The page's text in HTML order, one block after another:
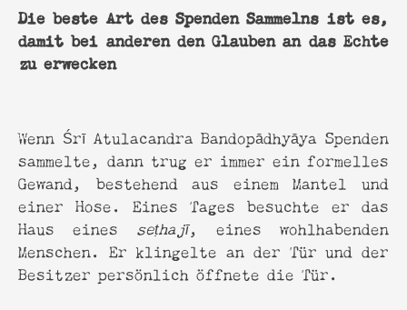
Die beste Art des Spenden Sammelns ist es,
damit bei anderen den Glauben an das Echte
zu erwecken
Wenn Śrī Atulacandra Bandopādhyāya Spenden
sammelte, dann trug er immer ein formelles
Gewand, bestehend aus einem Mantel und
einer Hose. Eines Tages besuchte er das
Haus eines seṭhajī, eines wohlhabenden
Menschen. Er klingelte an der Tür und der
Besitzer persönlich öffnete die Tür.